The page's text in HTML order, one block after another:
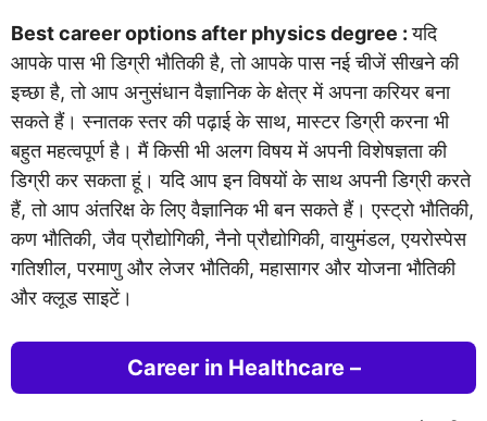
Best career options after physics degree :यदि
आपके पास भी डिग्री भौतिकी है, तो आपके पास नई चीजें सीखने की
इच्छा है, तो आप अनुसंधान वैज्ञानिक के क्षेत्र में अपना करियर बना
सकते हैं। स्नातक स्तर की पढ़ाई के साथ, मास्टर डिग्री करना भी
बहुत महत्वपूर्ण है। मैं किसी भी अलग विषय में अपनी विशेषज्ञता की
डिग्री कर सकता हूं। यदि आप इन विषयों के साथ अपनी डिग्री करते
हैं, तो आप अंतरिक्ष के लिए वैज्ञानिक भी बन सकते हैं। एस्ट्रो भौतिकी,
कण भौतिकी, जैव प्रौद्योगिकी, नैनो प्रौद्योगिकी, वायुमंडल, एयरोस्पेस
गतिशील, परमाणु और लेजर भौतिकी, महासागर और योजना भौतिकी
और क्लूड साइटें।
Career in Healthcare –